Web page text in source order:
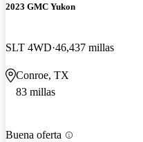
2023 GMC Yukon
SLT 4WD 46,437 millas
Conroe, TX
83 millas
Buena oferta